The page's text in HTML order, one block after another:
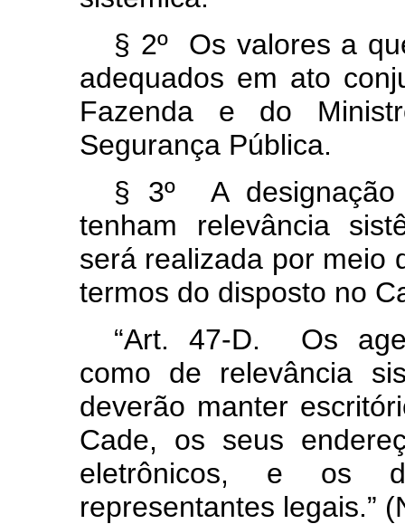
§ 2º Os valores a
adequados em ato
Fazenda e do
Segurança Pública.
§ 3º A designação
tenham relevância
será realizada por meio
termos do disposto no
“Art. 47-D. Os
como de relevância
deverão manter
Cade, os seus
eletrônicos, e os
representantes legais.”